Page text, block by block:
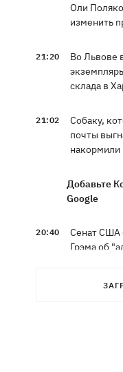
Оли
изменить
21:20
Во Львове
склада в
21:02
Собаку,
почты
накормили
Добавьте
Google
20:40
Сенат США
Грэма об